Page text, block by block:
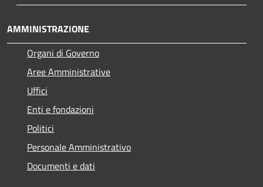
AMMINISTRAZIONE
Organi di Governo
Aree Amministrative
Uffici
Enti e fondazioni
Politici
Personale Amministrativo
Documenti e dati